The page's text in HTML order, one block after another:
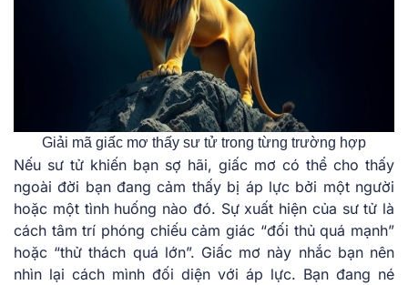
Giải mã giấc mơ thấy sư tử trong từng trường hợp
Nếu sư tử khiến bạn sợ hãi, giấc mơ có thể cho thấy
ngoài đời bạn đang cảm thấy bị áp lực bởi một người
hoặc một tình huống nào đó. Sự xuất hiện của sư tử là
cách tâm trí phóng chiếu cảm giác “đối thủ quá mạnh”
hoặc “thử thách quá lớn”. Giấc mơ này nhắc bạn nên
nhìn lại cách mình đối diện với áp lực. Bạn đang né